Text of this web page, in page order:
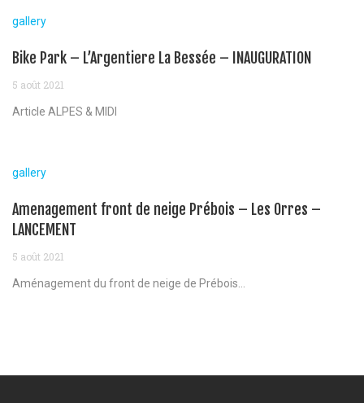
gallery
Bike Park – L’Argentiere La Bessée – INAUGURATION
5 août 2021
Article ALPES & MIDI
gallery
Amenagement front de neige Prébois – Les Orres –
LANCEMENT
5 août 2021
Aménagement du front de neige de Prébois...